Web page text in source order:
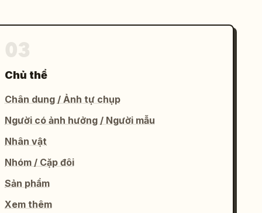
Chủ thể
Chân dung / Ảnh tự chụp
Người có ảnh hưởng / Người mẫu
Nhân vật
Nhóm / Cặp đôi
Sản phẩm
Xem thêm